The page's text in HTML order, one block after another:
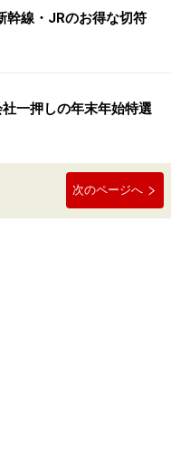
幹線・JRのお得な切符
一押しの年末年始特選
次のページへ